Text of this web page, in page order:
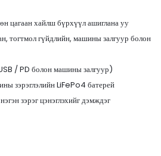
цагаан хайлш бүрхүүл ашиглана уу
тогтмол гүйдлийн, машины залгуур болон
/ PD болон машины залгуур)
зэрэглэлийн LiFePo4 батерей
зэрэг цэнэглэхийг дэмждэг